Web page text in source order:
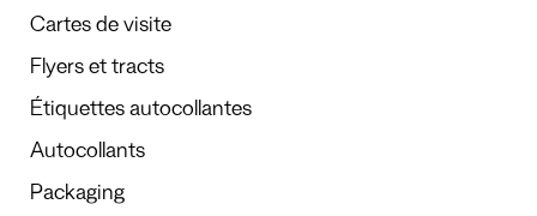
Cartes de visite
Flyers et tracts
Étiquettes autocollantes
Autocollants
Packaging